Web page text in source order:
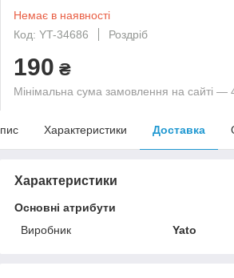
Немає в наявності
Код: YT-34686
Роздріб
190 ₴
Мінімальна сума замовлення на сайті —
Характеристики Доставка
Характеристики
Основні атрибути
Виробник
Yato